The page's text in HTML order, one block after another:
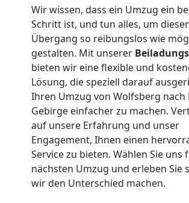
Wir wissen, dass ein Umzug ein
Schritt ist, und tun alles, um
Übergang so reibungslos wie
gestalten. Mit unserer
bieten wir eine flexible und
Lösung, die speziell darauf
Ihren Umzug von Wolfsberg nach
Gebirge einfacher zu machen.
auf unsere Erfahrung und unser
Engagement, Ihnen einen
Service zu bieten. Wählen Sie uns
nächsten Umzug und erleben Sie
wir den Unterschied machen.
Senioren
Wolfsberg
Fernumzug
Wolfsberg